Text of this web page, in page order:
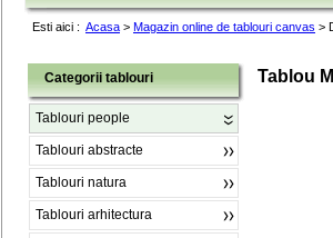
Esti aici : Acasa > Magazin online de tablouri canvas >
Categorii tablouri
Tablouri people
Tablouri abstracte
Tablouri natura
Tablouri arhitectura
Tablou